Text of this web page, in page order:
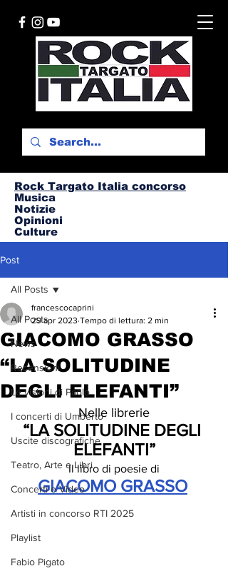
Rock Targato Italia concorso
Musica
Notizie
Opinioni
Culture
Post
All Posts
News
Recensioni
Le visioni di Paolo
I concerti di Umberto
Uscite discografiche
Teatro, Arte e Libri
Concerti e Video
Artisti in concorso RTI 2025
Playlist
Fabio Pigato
All Posts
GIACOMO GRASSO
“LA SOLITUDINE
DEGLI ELEFANTI”
francescocaprini
29 apr 2023 Tempo di lettura: 2 min
Nelle librerie
“LA SOLITUDINE DEGLI
ELEFANTI”
Il libro di poesie di
GIACOMO GRASSO